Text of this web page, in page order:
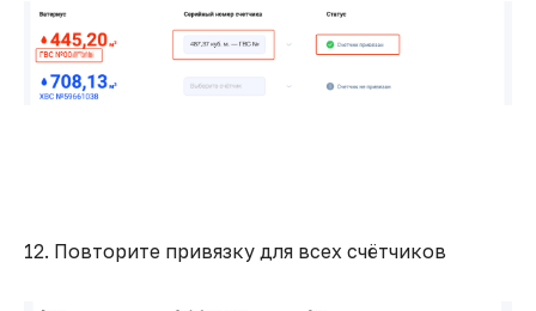
12. Повторите привязку для всех счётчиков